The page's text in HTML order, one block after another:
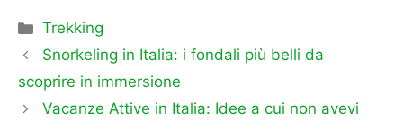
Categorie
Trekking
Snorkeling in Italia: i fondali più belli da
scoprire in immersione
Vacanze Attive in Italia: Idee a cui non avevi